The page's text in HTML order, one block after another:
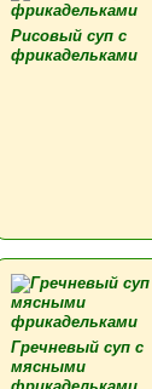
Рисовый суп с
фрикадельками
Гречневый суп с
мясными